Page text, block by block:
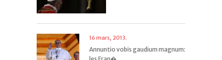
16 mars, 2013.
Annuntio vobis gaudium magnum: